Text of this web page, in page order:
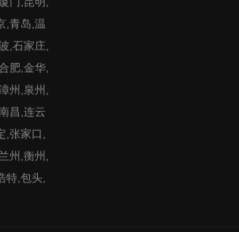
,青岛,温
,石家庄,
肥,金华,
州,泉州,
昌,连云
,张家口,
州,衡州,
特,包头,